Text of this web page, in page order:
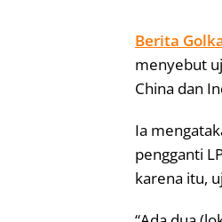
Berita
menyebut
China dan
Ia
pengganti
karena itu,